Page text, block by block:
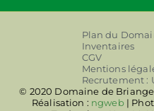
Plan du
Inventaires
CGV
Mentions
Recrutement :
© 2020 Domaine de
Réalisation : ngweb|